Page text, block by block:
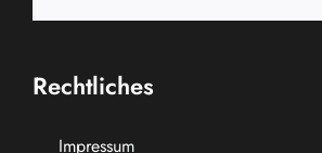
Rechtliches
Impressum